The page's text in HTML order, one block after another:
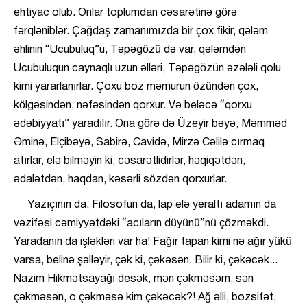
ehtiyac olub. Onlar toplumdan cəsarətinə görə
fərqləniblər. Çağdaş zamanımızda bir çox fikir, qələm
əhlinin “Ucubuluq”u, Təpəgözü də var, qələmdən
Ucubuluqun caynaqlı uzun əlləri, Təpəgözün əzələli qolu
kimi yararlanırlar. Çoxu boz məmurun özündən çox,
kölgəsindən, nəfəsindən qorxur. Və beləcə “qorxu
ədəbiyyatı” yaradılır. Ona görə də Üzeyir bəyə, Məmməd
Əminə, Elçibəyə, Sabirə, Cavidə, Mirzə Cəlilə cırmaq
atırlar, elə bilməyin ki, cəsarətlidirlər, həqiqətdən,
ədalətdən, haqdan, kəsərli sözdən qorxurlar.
Yazıçının da, Filosofun da, lap elə yeraltı adamın da
vəzifəsi cəmiyyətdəki “acıların düyünü”nü çözməkdi.
Yaradanın da işləkləri var ha! Fağır tapan kimi nə ağır yükü
varsa, belinə şəlləyir, çək ki, çəkəsən. Bilir ki, çəkəcək...
Nazim Hikmətsayağı desək, mən çəkməsəm, sən
çəkməsən, o çəkməsə kim çəkəcək?! Ağ əlli, bozsifət,